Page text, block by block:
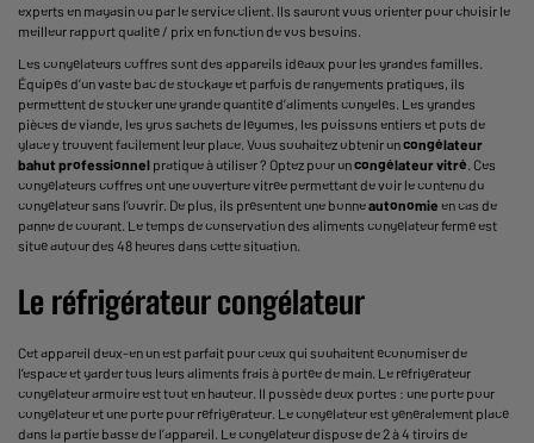
experts en magasin ou par le service client. Ils sauront vous orienter pour choisir le
meilleur rapport qualité / prix en fonction de vos besoins.
Les congélateurs coffres sont des appareils idéaux pour les grandes familles.
Équipés d’un vaste bac de stockage et parfois de rangements pratiques, ils
permettent de stocker une grande quantité d’aliments congelés. Les grandes
pièces de viande, les gros sachets de légumes, les poissons entiers et pots de
glace y trouvent facilement leur place. Vous souhaitez obtenir uncongélateur
bahut professionnel pratique à utiliser ? Optez pour uncongélateur vitré. Ces
congélateurs coffres ont une ouverture vitrée permettant de voir le contenu du
congélateur sans l’ouvrir. De plus, ils présentent une bonneautonomie en cas de
panne de courant. Le temps de conservation des aliments congélateur fermé est
situé autour des 48 heures dans cette situation.
Le réfrigérateur congélateur
Cet appareil deux-en un est parfait pour ceux qui souhaitent économiser de
l’espace et garder tous leurs aliments frais à portée de main. Le réfrigérateur
congélateur armoire est tout en hauteur. Il possède deux portes : une porte pour
congélateur et une porte pour réfrigérateur. Le congélateur est généralement placé
dans la partie basse de l’appareil. Le congélateur dispose de 2 à 4 tiroirs de